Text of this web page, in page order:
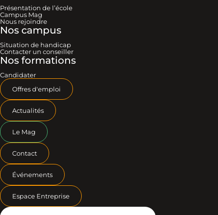
Présentation de l’école
Campus Mag
Nous rejoindre
Nos campus
Situation de handicap
Contacter un conseiller
Nos formations
Candidater
Offres d'emploi
Actualités
Le Mag
Contact
Événements
Espace Entreprise